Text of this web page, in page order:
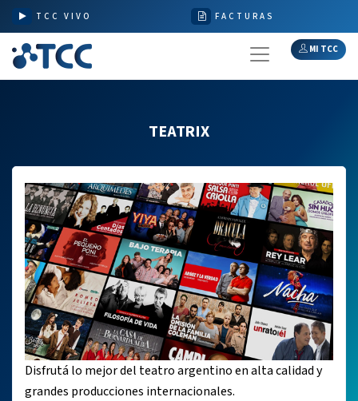
TCC VIVO FACTURAS
MI TCC
TEATRIX
Disfrutá lo mejor del teatro argentino en alta calidad y
grandes producciones internacionales.